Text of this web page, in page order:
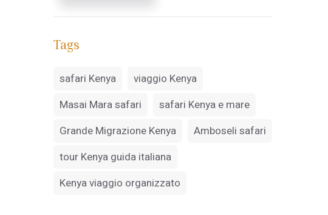
Tags
safari Kenya
viaggio Kenya
Masai Mara safari
safari Kenya e mare
Grande Migrazione Kenya
Amboseli safari
tour Kenya guida italiana
Kenya viaggio organizzato